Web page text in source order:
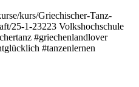
kurs/Griechischer-Tanz-
25-1-23223 Volkshochschule
#griechenlandlover
#tanzenlernen